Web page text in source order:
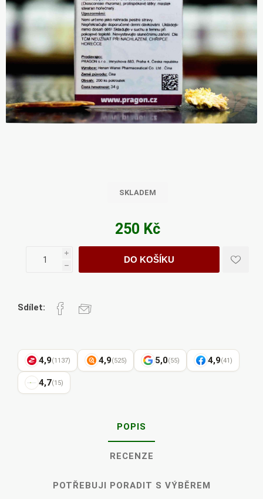
SKLADEM
250 Kč
i
h
DO KOŠÍKU
Sdílet:
4,9(1137) 4,9(525) 5,0(55) 4,9(41)
4,7(15)
POPIS
RECENZE
POTŘEBUJI PORADIT S VÝBĚREM